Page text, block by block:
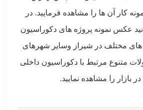
کار آن ها را مشاهده فرمایید. در
عکس نمونه پروژه های دکوراسیون
مختلف در شیراز وسایر شهرهای
متنوع مرتبط با دکوراسیون داخلی
بازار را مشاهده نمایید.